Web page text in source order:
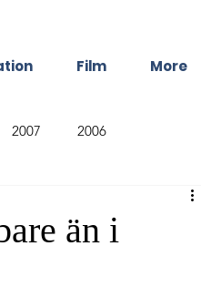
Film More
2007 2006
än i